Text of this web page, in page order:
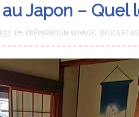
Japon – Quel
PRÉPARATION VOYAGE, TRUCS ET